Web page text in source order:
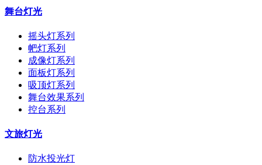
舞台灯光
摇头灯系列
帊灯系列
成像灯系列
面板灯系列
吸顶灯系列
舞台效果系列
控台系列
文旅灯光
防水投光灯